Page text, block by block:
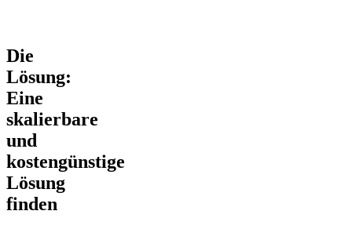
Die
Lösung:
Eine
skalierbare
und
kostengünstige
Lösung
finden